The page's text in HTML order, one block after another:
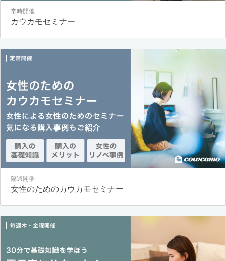
常時開催
カウカモセミナー
隔週開催
女性のためのカウカモセミナー